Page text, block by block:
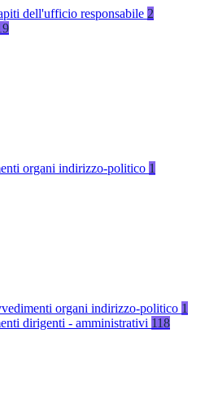
dell'ufficio responsabile 2
organi indirizzo-politico 1
organi indirizzo-politico 1
dirigenti - amministrativi 118